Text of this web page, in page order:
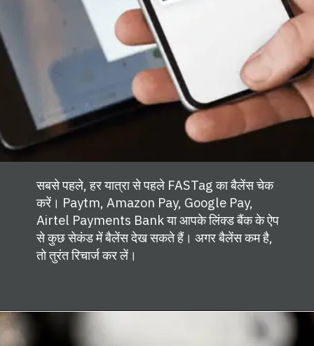
सबसे पहले, हर यात्रा से पहले FASTag का बैलेंस चेक
करें। Paytm, Amazon Pay, Google Pay,
Airtel Payments Bank या आपके लिंक्ड बैंक के ऐप
से कुछ सेकंड में बैलेंस देख सकते हैं। अगर बैलेंस कम है,
तो तुरंत रिचार्ज कर लें।